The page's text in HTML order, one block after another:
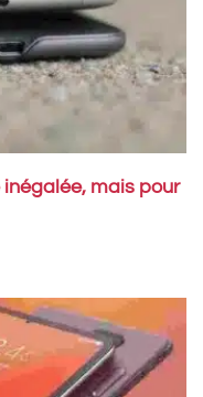
inégalée, mais pour